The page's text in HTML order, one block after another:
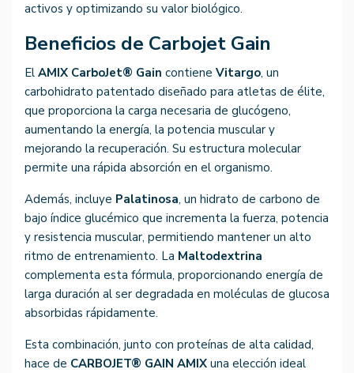
activos y optimizando su valor biológico.
Beneficios de Carbojet Gain
El AMIX CarboJet® Gain contiene Vitargo, un
carbohidrato patentado diseñado para atletas de élite,
que proporciona la carga necesaria de glucógeno,
aumentando la energía, la potencia muscular y
mejorando la recuperación. Su estructura molecular
permite una rápida absorción en el organismo.
Además, incluye Palatinosa, un hidrato de carbono de
bajo índice glucémico que incrementa la fuerza, potencia
y resistencia muscular, permitiendo mantener un alto
ritmo de entrenamiento. La Maltodextrina
complementa esta fórmula, proporcionando energía de
larga duración al ser degradada en moléculas de glucosa
absorbidas rápidamente.
Esta combinación, junto con proteínas de alta calidad,
hace de CARBOJET® GAIN AMIX una elección ideal